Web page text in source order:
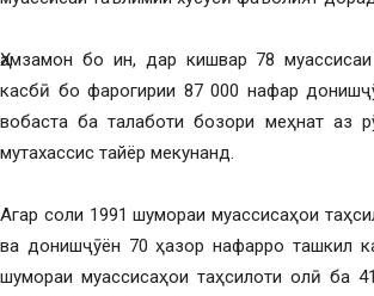
Ҳамзамон бо ин, дар кишвар 78
касбӣ бо фарогирии 87 000 нафар
вобаста ба талаботи бозори меҳнат аз
мутахассис тайёр мекунанд.
Агар соли 1991 шумораи муассисаҳои
ва донишҷӯён 70 ҳазор нафарро ташкил
шумораи муассисаҳои таҳсилоти олӣ ба